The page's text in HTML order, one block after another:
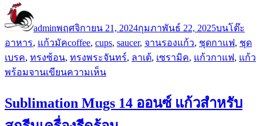
เขียน
adminเมื่อ
พฤศจิกายน 21, 2024กุมภาพันธ์ 22, 2025หมู่
บนโต๊ะ
อาหาร, แก้วมัคป้าย
กำกับ
coffee, cups, saucer, จานรองแก้ว, ชุดกาแฟ, ชุด
เบรค, ทรงซ้อน, ทรงพระจันทร์, ลาเต้, เซรามิค, แก้วกาแฟ, แก้ว
พร้อมจานเขียนความเห็นบน
แก้ว
Sublimation Mugs 14 ออนซ์ แก้วสำหรับ